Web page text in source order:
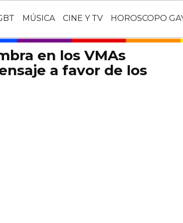
MÚSICA CINE Y TV HOROSCOPO
en los VMAs
a favor de los